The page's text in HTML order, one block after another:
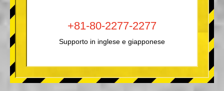
+81-80-2277-2277
Supporto in inglese e giapponese